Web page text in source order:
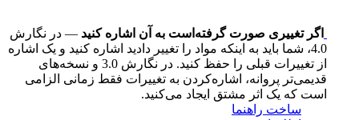
اگر تغییری صورت گرفته‌است به آن اشاره کنید — در نگارش
4.0، شما باید به اینکه مواد را تغییر دادید اشاره کنید و یک اشاره
از تغییرات قبلی را حفظ کنید. در نگارش 3.0 و نسخه‌های
قدیمی‌تر پروانه، اشاره‌کردن به تغییرات فقط زمانی الزامی
است که یک اثر مشتق ایجاد می‌کنید.
ساخت راهنما